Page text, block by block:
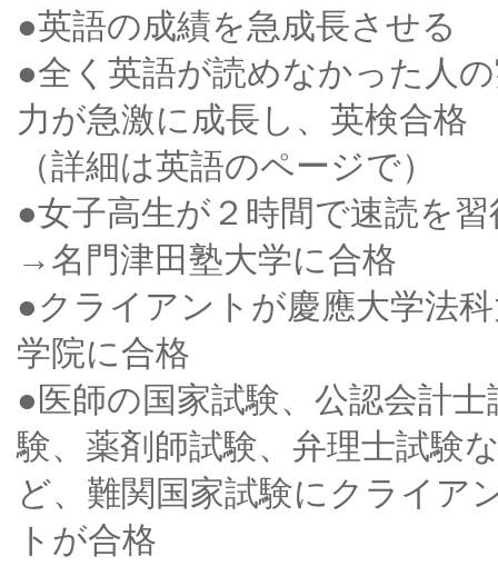
●英語の成績を急成長させる
●全く英語が読めなかった人
力が急激に成長し、英検合格
（詳細は英語のページで）
●女子高生が２時間で速読を習
→名門津田塾大学に合格
●クライアントが慶應大学法
学院に合格
●医師の国家試験、公認会計士
験、薬剤師試験、弁理士試験
ど、難関国家試験にクライア
トが合格